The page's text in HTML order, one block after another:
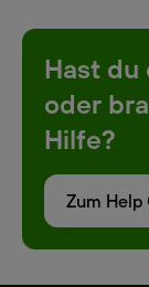
Hast du
oder
Hilfe?
Zum Help